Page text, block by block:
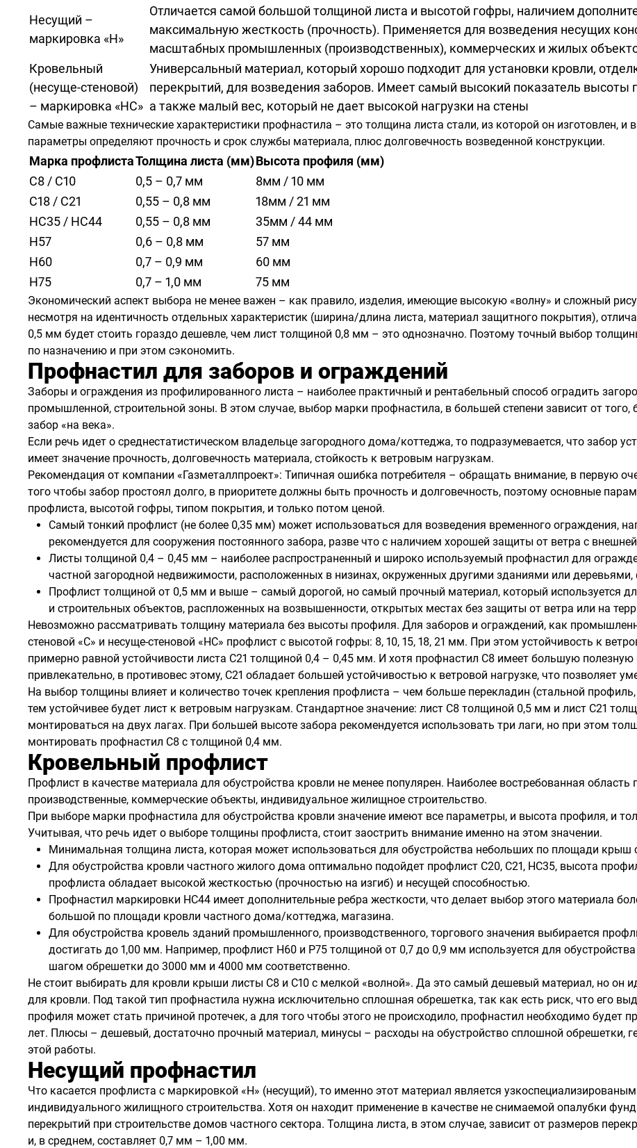
Несущий –
маркировка «Н»
Отличается самой большой толщиной листа и высотой гофры, наличием
максимальную жесткость (прочность). Применяется для возведения несущих
масштабных промышленных (производственных), коммерческих и жилых
Кровельный
(несуще-стеновой)
– маркировка «НС»
Универсальный материал, который хорошо подходит для установки кровли,
перекрытий, для возведения заборов. Имеет самый высокий показатель высоты
а также малый вес, который не дает высокой нагрузки на стены
Самые важные технические характеристики профнастила – это толщина листа стали, из которой он изготовлен,
параметры определяют прочность и срок службы материала, плюс долговечность возведенной конструкции.
Марка профлистаТолщина листа (мм)Высота профиля (мм)
С8 / С10
0,5 – 0,7 мм
8мм / 10 мм
С18 / С21
0,55 – 0,8 мм
18мм / 21 мм
НС35 / НС44
0,55 – 0,8 мм
35мм / 44 мм
Н57
0,6 – 0,8 мм
57 мм
Н60
0,7 – 0,9 мм
60 мм
Н75
0,7 – 1,0 мм 75 мм
Экономический аспект выбора не менее важен – как правило, изделия, имеющие высокую «волну» и сложный
несмотря на идентичность отдельных характеристик (ширина/длина листа, материал защитного покрытия),
0,5 мм будет стоить гораздо дешевле, чем лист толщиной 0,8 мм – это однозначно. Поэтому точный выбор
по назначению и при этом сэкономить.
Профнастил для заборов и ограждений
Заборы и ограждения из профилированного листа – наиболее практичный и рентабельный способ оградить
промышленной, строительной зоны. В этом случае, выбор марки профнастила, в большей степени зависит от
забор «на века».
Если речь идет о среднестатистическом владельце загородного дома/коттеджа, то подразумевается, что забор
имеет значение прочность, долговечность материала, стойкость к ветровым нагрузкам.
Рекомендация от компании «Газметаллпроект»: Типичная ошибка потребителя – обращать внимание, в первую
того чтобы забор простоял долго, в приоритете должны быть прочность и долговечность, поэтому основные
профлиста, высотой гофры, типом покрытия, и только потом ценой.
Самый тонкий профлист (не более 0,35 мм) может использоваться для возведения временного ограждения,
рекомендуется для сооружения постоянного забора, разве что с наличием хорошей защиты от ветра с
Листы толщиной 0,4 – 0,45 мм – наиболее распространенный и широко используемый профнастил для
частной загородной недвижимости, расположенных в низинах, окруженных другими зданиями или
Профлист толщиной от 0,5 мм и выше – самый дорогой, но самый прочный материал, который используется
и строительных объектов, распложенных на возвышенности, открытых местах без защиты от ветра или на
Невозможно рассматривать толщину материала без высоты профиля. Для заборов и ограждений, как
стеновой «С» и несуще-стеновой «НС» профлист с высотой гофры: 8, 10, 15, 18, 21 мм. При этом устойчивость к
примерно равной устойчивости листа С21 толщиной 0,4 – 0,45 мм. И хотя профнастил С8 имеет большую
привлекательно, в противовес этому, С21 обладает большей устойчивостью к ветровой нагрузке, что позволяет
На выбор толщины влияет и количество точек крепления профлиста – чем больше перекладин (стальной
тем устойчивее будет лист к ветровым нагрузкам. Стандартное значение: лист С8 толщиной 0,5 мм и лист С21
монтироваться на двух лагах. При большей высоте забора рекомендуется использовать три лаги, но при этом
монтировать профнастил С8 с толщиной 0,4 мм.
Кровельный профлист
Профлист в качестве материала для обустройства кровли не менее популярен. Наиболее востребованная
производственные, коммерческие объекты, индивидуальное жилищное строительство.
При выборе марки профнастила для обустройства кровли значение имеют все параметры, и высота профиля, и
Учитывая, что речь идет о выборе толщины профлиста, стоит заострить внимание именно на этом значении.
Минимальная толщина листа, которая может использоваться для обустройства небольших по площади
Для обустройства кровли частного жилого дома оптимально подойдет профлист С20, С21, НС35, высота
профлиста обладает высокой жесткостью (прочностью на изгиб) и несущей способностью.
Профнастил маркировки НС44 имеет дополнительные ребра жесткости, что делает выбор этого материала
большой по площади кровли частного дома/коттеджа, магазина.
Для обустройства кровель зданий промышленного, производственного, торгового значения выбирается
достигать до 1,00 мм. Например, профлист Н60 и Р75 толщиной от 0,7 до 0,9 мм используется для
шагом обрешетки до 3000 мм и 4000 мм соответственно.
Не стоит выбирать для кровли крыши листы С8 и С10 с мелкой «волной». Да это самый дешевый материал, но он
для кровли. Под такой тип профнастила нужна исключительно сплошная обрешетка, так как есть риск, что его
профиля может стать причиной протечек, а для того чтобы этого не происходило, профнастил необходимо будет
лет. Плюсы – дешевый, достаточно прочный материал, минусы – расходы на обустройство сплошной обрешетки,
этой работы.
Несущий профнастил
Что касается профлиста с маркировкой «Н» (несущий), то именно этот материал является
индивидуального жилищного строительства. Хотя он находит применение в качестве не снимаемой опалубки
перекрытий при строительстве домов частного сектора. Толщина листа, в этом случае, зависит от размеров
и, в среднем, составляет 0,7 мм – 1,00 мм.